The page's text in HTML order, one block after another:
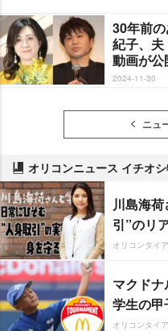
30年前
紀子、
動画が公
2024-11-30
ニュ
オリコンニュース イチオ
川島海
引”のリ
オリコンタイ
マクド
学生の甲
オリコンタイ